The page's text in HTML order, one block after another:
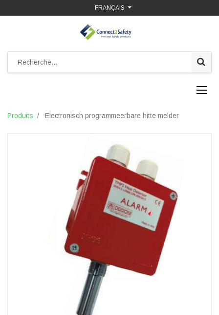
FRANÇAIS
Produits Electronisch programmeerbare hitte melder